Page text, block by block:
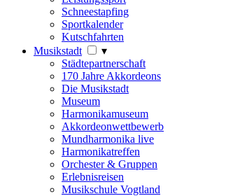
Schneestapfing
Sportkalender
Kutschfahrten
Musikstadt
▾
Städtepartnerschaft
170 Jahre Akkordeons
Die Musikstadt
Museum
Harmonikamuseum
Akkordeonwettbewerb
Mundharmonika live
Harmonikatreffen
Orchester & Gruppen
Erlebnisreisen
Musikschule Vogtland